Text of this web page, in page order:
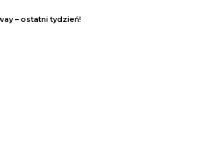
– ostatni tydzień!